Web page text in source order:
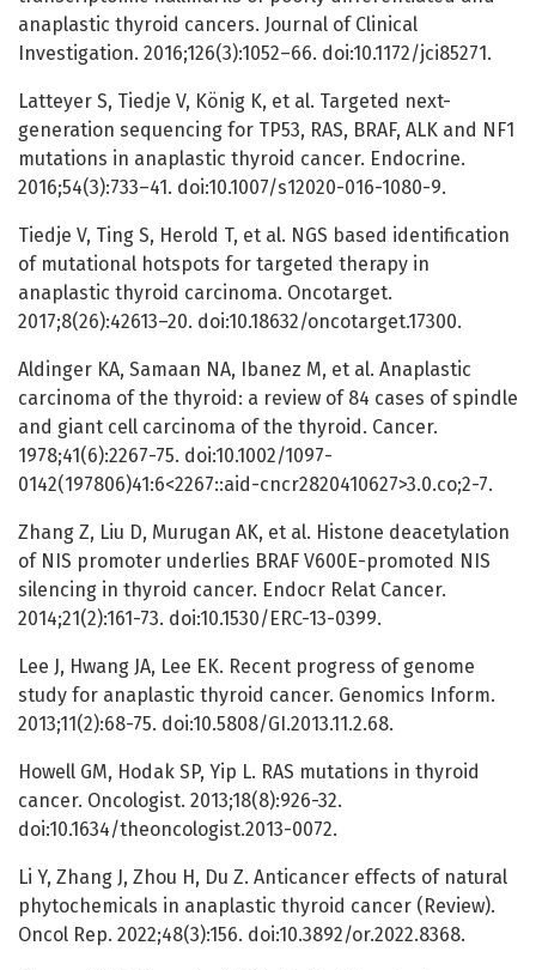
anaplastic thyroid cancers. Journal of Clinical
Investigation. 2016;126(3):1052–66. doi:10.1172/jci85271.
Latteyer S, Tiedje V, König K, et al. Targeted next-
generation sequencing for TP53, RAS, BRAF, ALK and NF1
mutations in anaplastic thyroid cancer. Endocrine.
2016;54(3):733–41. doi:10.1007/s12020-016-1080-9.
Tiedje V, Ting S, Herold T, et al. NGS based identification
of mutational hotspots for targeted therapy in
anaplastic thyroid carcinoma. Oncotarget.
2017;8(26):42613–20. doi:10.18632/oncotarget.17300.
Aldinger KA, Samaan NA, Ibanez M, et al. Anaplastic
carcinoma of the thyroid: a review of 84 cases of spindle
and giant cell carcinoma of the thyroid. Cancer.
1978;41(6):2267-75. doi:10.1002/1097-
0142(197806)41:6<2267::aid-cncr2820410627>3.0.co;2-7.
Zhang Z, Liu D, Murugan AK, et al. Histone deacetylation
of NIS promoter underlies BRAF V600E-promoted NIS
silencing in thyroid cancer. Endocr Relat Cancer.
2014;21(2):161-73. doi:10.1530/ERC-13-0399.
Lee J, Hwang JA, Lee EK. Recent progress of genome
study for anaplastic thyroid cancer. Genomics Inform.
2013;11(2):68-75. doi:10.5808/GI.2013.11.2.68.
Howell GM, Hodak SP, Yip L. RAS mutations in thyroid
cancer. Oncologist. 2013;18(8):926-32.
doi:10.1634/theoncologist.2013-0072.
Li Y, Zhang J, Zhou H, Du Z. Anticancer effects of natural
phytochemicals in anaplastic thyroid cancer (Review).
Oncol Rep. 2022;48(3):156. doi:10.3892/or.2022.8368.